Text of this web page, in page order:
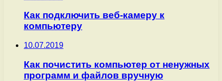
Как подключить веб-камеру к
компьютеру
10.07.2019
Как почистить компьютер от ненужных
программ и файлов вручную